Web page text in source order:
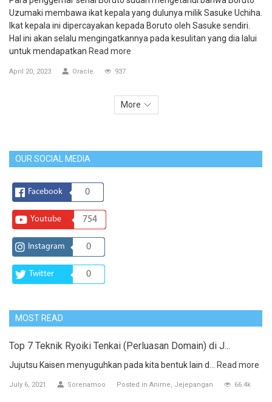
Uzumaki membawa ikat kepala yang dulunya milik Sasuke Uchiha.
Ikat kepala ini dipercayakan kepada Boruto oleh Sasuke sendiri.
Hal ini akan selalu mengingatkannya pada kesulitan yang dia lalui
untuk mendapatkan Read more
April 20, 2023 Oracle 937
More
OUR SOCIAL MEDIA
Facebook 0
Youtube 754
Instagram 0
Twitter 0
MOST READ
Top 7 Teknik Ryoiki Tenkai (Perluasan Domain) di J...
Jujutsu Kaisen menyuguhkan pada kita bentuk lain d... Read more
July 6, 2021 Sorenamoo Posted in Anime Jejepangan 66.4k